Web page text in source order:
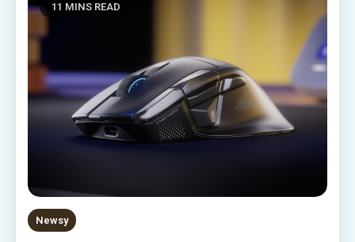
11 MINS READ
Newsy